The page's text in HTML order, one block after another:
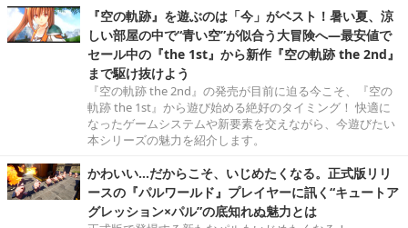
『空の軌跡』を遊ぶのは「今」がベスト！暑い夏、涼
しい部屋の中で“青い空”が似合う大冒険へ―最安値で
セール中の『the 1st』から新作『空の軌跡 the 2nd』
まで駆け抜けよう
『空の軌跡 the 2nd』の発売が目前に迫る今こそ、『空の
軌跡 the 1st』から遊び始める絶好のタイミング！ 快適に
なったゲームシステムや新要素を交えながら、今遊びたい
本シリーズの魅力を紹介します。
かわいい…だからこそ、いじめたくなる。正式版リリ
ースの『パルワールド』プレイヤーに訊く“キュートア
グレッション×パル”の底知れぬ魅力とは